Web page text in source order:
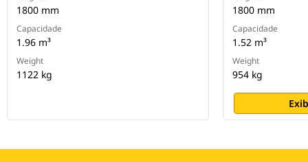
1800 mm
Capacidade
1.96 m³
Weight
1122 kg
1800 mm
Capacidade
1.52 m³
Weight
954 kg